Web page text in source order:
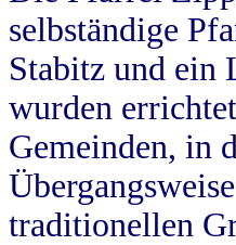
selbständige
Stabitz und ein
wurden
Gemeinden, in
traditionellen